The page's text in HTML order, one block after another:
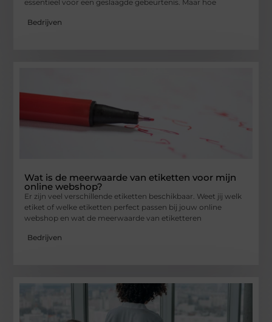
essentieel voor een geslaagde gebeurtenis. Maar hoe
Bedrijven
Wat is de meerwaarde van etiketten voor mijn
online webshop?
Er zijn veel verschillende etiketten beschikbaar. Weet jij welk
etiket of welke etiketten perfect passen bij jouw online
webshop en wat de meerwaarde van etiketteren
Bedrijven